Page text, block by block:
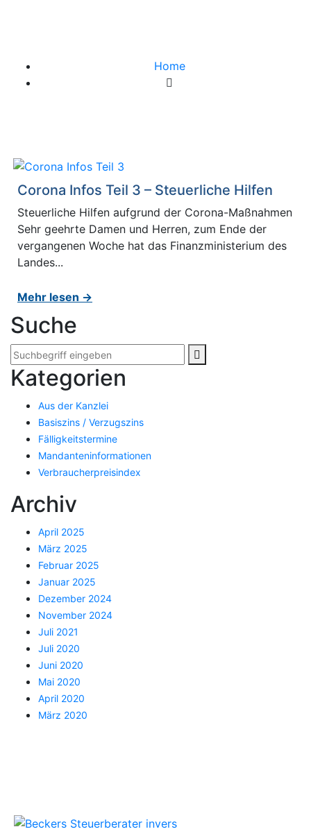
Home
Corona Infos Teil 3 – Steuerliche Hilfen
Steuerliche Hilfen aufgrund der Corona-Maßnahmen
Sehr geehrte Damen und Herren, zum Ende der
vergangenen Woche hat das Finanzministerium des
Landes...
Mehr lesen →
Suche
Kategorien
Aus der Kanzlei
Basiszins / Verzugszins
Fälligkeitstermine
Mandanteninformationen
Verbraucherpreisindex
Archiv
April 2025
März 2025
Februar 2025
Januar 2025
Dezember 2024
November 2024
Juli 2021
Juli 2020
Juni 2020
Mai 2020
April 2020
März 2020